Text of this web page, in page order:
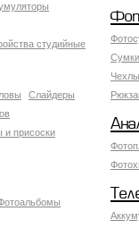
студийные
Слайдеры
и присоски